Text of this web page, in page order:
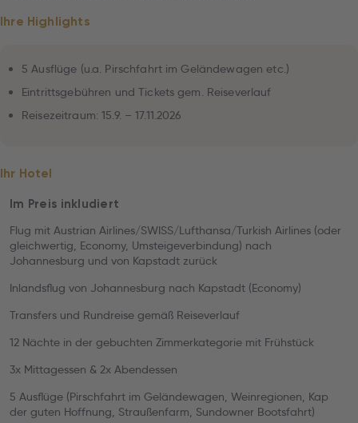
Ihre Highlights
5 Ausflüge (u.a. Pirschfahrt im Geländewagen etc.)
Eintrittsgebühren und Tickets gem. Reiseverlauf
Reisezeitraum: 15.9. – 17.11.2026
Ihr Hotel
Im Preis inkludiert
Flug mit Austrian Airlines/SWISS/Lufthansa/Turkish Airlines (oder
gleichwertig, Economy, Umsteigeverbindung) nach
Johannesburg und von Kapstadt zurück
Inlandsflug von Johannesburg nach Kapstadt (Economy)
Transfers und Rundreise gemäß Reiseverlauf
12 Nächte in der gebuchten Zimmerkategorie mit Frühstück
3x Mittagessen & 2x Abendessen
5 Ausflüge (Pirschfahrt im Geländewagen, Weinregionen, Kap
der guten Hoffnung, Straußenfarm, Sundowner Bootsfahrt)